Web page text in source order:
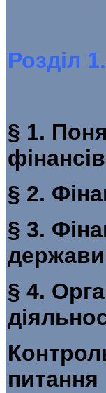
Розділ
§ 1.
§ 2.
§ 3.
§ 4.